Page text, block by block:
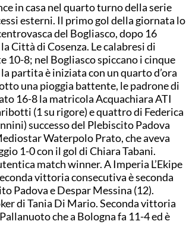
in casa nel quarto turno della serie
esterni. Il primo gol della giornata lo
del Bogliasco, dopo 16
Città di Cosenza. Le calabresi di
10-8; nel Bogliasco spiccano i cinque
partita è iniziata con un quarto d’ora
una pioggia battente, le padrone di
16-8 la matricola Acquachiara ATI
(1 su rigore) e quattro di Federica
successo del Plebiscito Padova
Waterpolo Prato, che aveva
1-0 con il gol di Chiara Tabani.
match winner. A Imperia L’Ekipe
vittoria consecutiva è seconda
Padova e Despar Messina (12).
di Tania Di Mario. Seconda vittoria
che a Bologna fa 11-4 ed è